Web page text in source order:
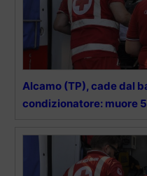
Alcamo (TP), cade dal
condizionatore: muore